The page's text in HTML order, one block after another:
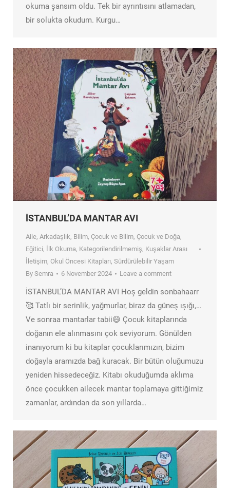
okuma şansım oldu. Tek bir ayrıntısını atlamadan,
bir solukta okudum. Kurgu…
İSTANBUL’DA MANTAR AVI
Aile, Arkadaşlık, Bilim, Çocuk ve Bilim, Çocuk ve Doğa,
Eğitici, İlk Okuma, Kategorilendirilmemiş, Kuşaklar Arası
İletişim, Okul Öncesi Kitapları, Sürdürülebilir Yaşam
By Semra 6 November 2024 Leave a comment
İSTANBUL’DA MANTAR AVI Hoş geldin sonbahaarr
🥰 Tatlı bir serinlik, yağmurlar, biraz da güneş ışığı,…
Ve sonraa mantarlar tabii😄 Çocuk kitaplarında
doğanın ele alınmasını çok seviyorum. Gönülden
inanıyorum ki bu kitaplar çocuklarımızın, bizim
doğayla aramızda bağ kuracak. Bir bütün oluğumuzu
yeniden hissedeceğiz. Kitabı okuduğumda aklıma
önce çocukken ailecek mantar toplamaya gittiğimiz
zamanlar, ardından da son yıllarda…